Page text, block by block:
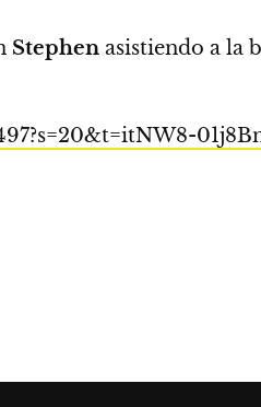
Stephen asistiendo a la